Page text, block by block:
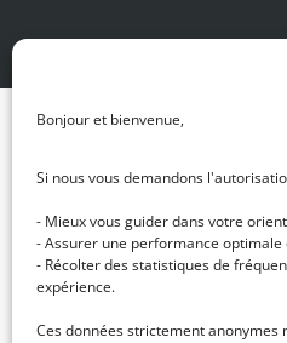
Bonjour et bienvenue,
Si nous vous demandons
- Mieux vous guider dans votre
- Assurer une performance
- Récolter des statistiques de
expérience.
Ces données strictement anonymes
© DJ